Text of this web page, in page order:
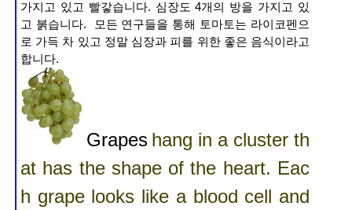
가지고 있고 빨갛습니다. 심장도 4개의 방을 가지고 있
고 붉습니다. 모든 연구들을 통해 토마토는 라이코펜으
로 가득 차 있고 정말 심장과 피를 위한 좋은 음식이라고
합니다.
Grapes hang in a cluster th
at has the shape of the heart. Eac
h grape looks like a blood cell and